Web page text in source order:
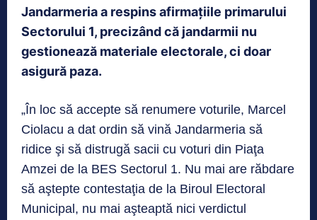
Jandarmeria a respins afirmaţiile primarului
Sectorului 1, precizând că jandarmii nu
gestionează materiale electorale, ci doar
asigură paza.
„În loc să accepte să renumere voturile, Marcel
Ciolacu a dat ordin să vină Jandarmeria să
ridice şi să distrugă sacii cu voturi din Piaţa
Amzei de la BES Sectorul 1. Nu mai are răbdare
să aştepte contestaţia de la Biroul Electoral
Municipal, nu mai aşteaptă nici verdictul